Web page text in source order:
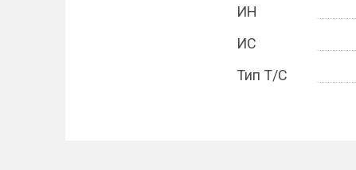
ИН
ИС
Тип Т/С